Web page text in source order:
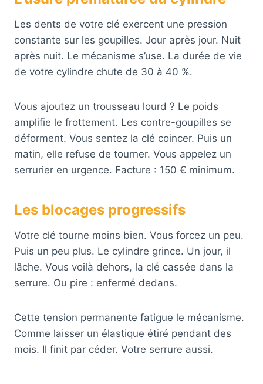
Les dents de votre clé exercent une pression
constante sur les goupilles. Jour après jour. Nuit
après nuit. Le mécanisme s’use. La durée de vie
de votre cylindre chute de 30 à 40 %.
Vous ajoutez un trousseau lourd ? Le poids
amplifie le frottement. Les contre-goupilles se
déforment. Vous sentez la clé coincer. Puis un
matin, elle refuse de tourner. Vous appelez un
serrurier en urgence. Facture : 150 € minimum.
Les blocages progressifs
Votre clé tourne moins bien. Vous forcez un peu.
Puis un peu plus. Le cylindre grince. Un jour, il
lâche. Vous voilà dehors, la clé cassée dans la
serrure. Ou pire : enfermé dedans.
Cette tension permanente fatigue le mécanisme.
Comme laisser un élastique étiré pendant des
mois. Il finit par céder. Votre serrure aussi.